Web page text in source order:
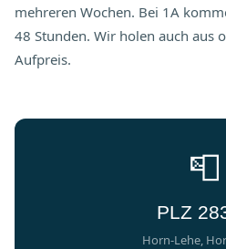
mehreren Wochen. Bei 1A
48 Stunden. Wir holen auch aus
Aufpreis.
📮
PLZ
Horn-Lehe,